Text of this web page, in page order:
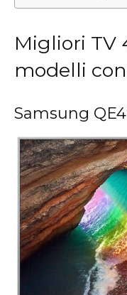
Migliori TV
modelli
Samsung